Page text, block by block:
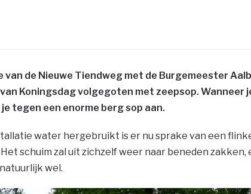
de Nieuwe Tiendweg met de Burgemeester
Koningsdag volgegoten met zeepsop. Wanneer
tegen een enorme berg sop aan.
water hergebruikt is er nu sprake van een
schuim zal uit zichzelf weer naar beneden zakken,
wel.